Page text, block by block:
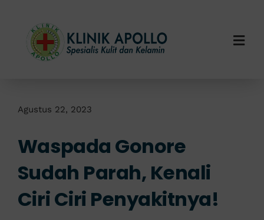
content
Layanan Kami
Info Klinik
Agustus 22, 2023
Waspada Gonore
Sudah Parah, Kenali
Ciri Ciri Penyakitnya!